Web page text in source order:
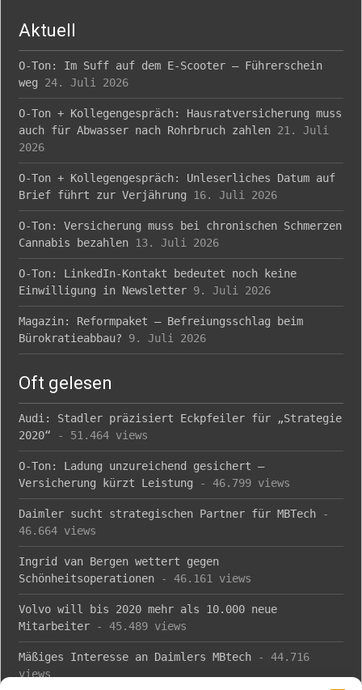
Aktuell
O-Ton: Im Suff auf dem E-Scooter – Führerschein
weg
24. Juli 2026
O-Ton + Kollegengespräch: Hausratversicherung muss
auch für Abwasser nach Rohrbruch zahlen 21. Juli
2026
O-Ton + Kollegengespräch: Unleserliches Datum auf
Brief führt zur Verjährung
16. Juli 2026
O-Ton: Versicherung muss bei chronischen Schmerzen
Cannabis bezahlen 13. Juli 2026
O-Ton: LinkedIn-Kontakt bedeutet noch keine
Einwilligung in Newsletter 9. Juli 2026
Magazin: Reformpaket – Befreiungsschlag beim
Bürokratieabbau?
9. Juli 2026
Oft gelesen
Audi: Stadler präzisiert Eckpfeiler für „Strategie
2020“ - 51.464 views
O-Ton: Ladung unzureichend gesichert –
Versicherung kürzt Leistung - 46.799 views
Daimler sucht strategischen Partner für MBTech -
46.664 views
Ingrid van Bergen wettert gegen
Schönheitsoperationen - 46.161 views
Volvo will bis 2020 mehr als 10.000 neue
Mitarbeiter - 45.489 views
Mäßiges Interesse an Daimlers MBtech - 44.716
views